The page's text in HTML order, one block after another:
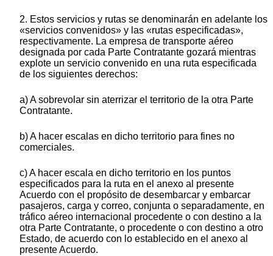
2. Estos servicios y rutas se denominarán en adelante los
«servicios convenidos» y las «rutas especificadas»,
respectivamente. La empresa de transporte aéreo
designada por cada Parte Contratante gozará mientras
explote un servicio convenido en una ruta especificada
de los siguientes derechos:
a) A sobrevolar sin aterrizar el territorio de la otra Parte
Contratante.
b) A hacer escalas en dicho territorio para fines no
comerciales.
c) A hacer escala en dicho territorio en los puntos
especificados para la ruta en el anexo al presente
Acuerdo con el propósito de desembarcar y embarcar
pasajeros, carga y correo, conjunta o separadamente, en
tráfico aéreo internacional procedente o con destino a la
otra Parte Contratante, o procedente o con destino a otro
Estado, de acuerdo con lo establecido en el anexo al
presente Acuerdo.